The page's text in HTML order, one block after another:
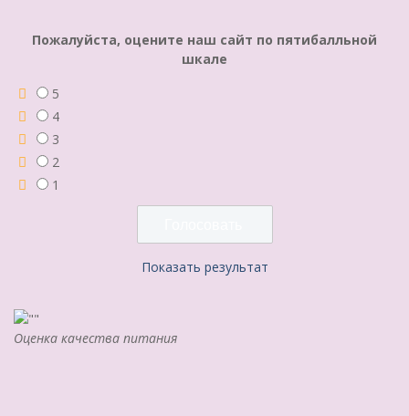
Пожалуйста, оцените наш сайт по пятибалльной
шкале
5
4
3
2
1
Показать результат
Оценка качества питания